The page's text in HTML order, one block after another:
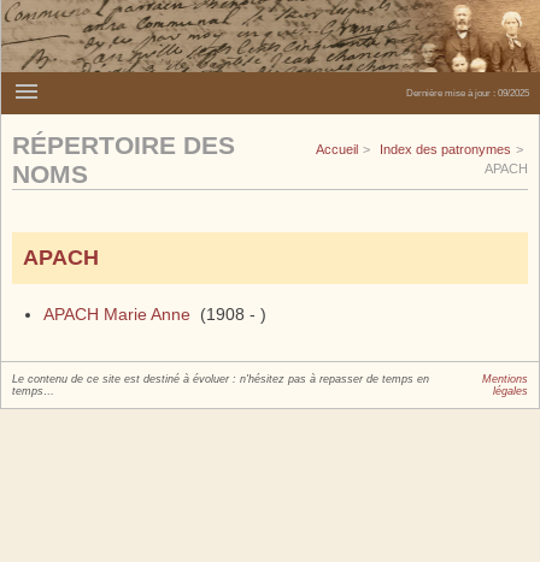
Dernière mise à jour : 09/2025
RÉPERTOIRE DES
NOMS
Accueil
Index des patronymes
APACH
APACH
APACH Marie Anne (1908 - )
Le contenu de ce site est destiné à évoluer : n'hésitez pas à repasser de temps en
temps…
Mentions
légales